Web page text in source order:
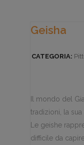
Geisha
CATEGORIA:
Il mondo del
tradizioni, la
Le geishe
difficile da